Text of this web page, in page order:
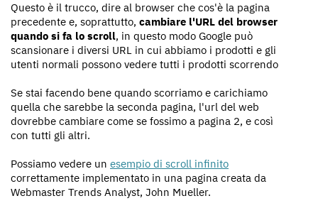
Questo è il trucco, dire al browser che cos'è la pagina
precedente e, soprattutto, cambiare l'URL del browser
quando si fa lo scroll, in questo modo Google può
scansionare i diversi URL in cui abbiamo i prodotti e gli
utenti normali possono vedere tutti i prodotti scorrendo
Se stai facendo bene quando scorriamo e carichiamo
quella che sarebbe la seconda pagina, l'url del web
dovrebbe cambiare come se fossimo a pagina 2, e così
con tutti gli altri.
Possiamo vedere un esempio di scroll infinito
correttamente implementato in una pagina creata da
Webmaster Trends Analyst, John Mueller.